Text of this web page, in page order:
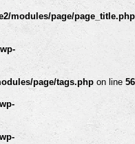
modules/page/page_title.php
page/tags.phpon line 56